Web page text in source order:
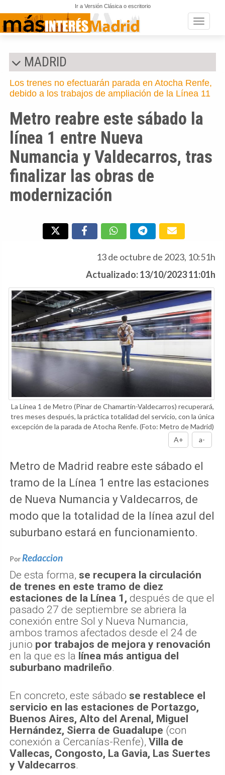
Ir a Versión Clásica o escritorio
Toggle
MADRID
Los trenes no efectuarán parada en Atocha Renfe,
debido a los trabajos de ampliación de la Línea 11
Metro reabre este sábado la
línea 1 entre Nueva
Numancia y Valdecarros, tras
finalizar las obras de
modernización
13 de octubre de 2023, 10:51h
Actualizado: 13/10/2023 11:01h
La Línea 1 de Metro (Pinar de Chamartín-Valdecarros) recuperará,
tres meses después, la práctica totalidad del servicio, con la única
excepción de la parada de Atocha Renfe.(Foto: Metro de Madrid)
A+
a-
Metro de Madrid reabre este sábado el
tramo de la Línea 1 entre las estaciones
de Nueva Numancia y Valdecarros, de
modo que la totalidad de la línea azul del
suburbano estará en funcionamiento.
Por Redaccion
De esta forma, se recupera la circulación
de trenes en este tramo de diez
estaciones de la Línea 1, después de que el
pasado 27 de septiembre se abriera la
conexión entre Sol y Nueva Numancia,
ambos tramos afectados desde el 24 de
junio por trabajos de mejora y renovación
en la que es la línea más antigua del
suburbano madrileño.
En concreto, este sábado se restablece el
servicio en las estaciones de Portazgo,
Buenos Aires, Alto del Arenal, Miguel
Hernández, Sierra de Guadalupe (con
conexión a Cercanías-Renfe), Villa de
Vallecas, Congosto, La Gavia, Las Suertes
y Valdecarros.